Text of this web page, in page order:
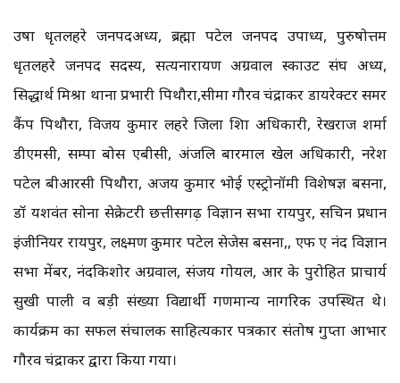
उषा धृतलहरे जनपदअध्यक्ष, ब्रह्मा पटेल जनपद उपाध्यक्ष, पुरुषोत्तम
धृतलहरे जनपद सदस्य, सत्यनारायण अग्रवाल स्काउट संघ अध्यक्ष,
सिद्धार्थ मिश्रा थाना प्रभारी पिथौरा,सीमा गौरव चंद्राकर डायरेक्टर समर
कैंप पिथौरा, विजय कुमार लहरे जिला शिक्षा अधिकारी, रेखराज शर्मा
डीएमसी, सम्पा बोस एबीसी, अंजलि बारमाल खेल अधिकारी, नरेश
पटेल बीआरसी पिथौरा, अजय कुमार भोई एस्ट्रोनॉमी विशेषज्ञ बसना,
डॉ यशवंत सोना सेक्रेटरी छत्तीसगढ़ विज्ञान सभा रायपुर, सचिन प्रधान
इंजीनियर रायपुर, लक्ष्मण कुमार पटेल सेजेस बसना,, एफ ए नंद विज्ञान
सभा मेंबर, नंदकिशोर अग्रवाल, संजय गोयल, आर के पुरोहित प्राचार्य
सुखी पाली व बड़ी संख्या विद्यार्थी गणमान्य नागरिक उपस्थित थे।
कार्यक्रम का सफल संचालक साहित्यकार पत्रकार संतोष गुप्ता आभार
गौरव चंद्राकर द्वारा किया गया।